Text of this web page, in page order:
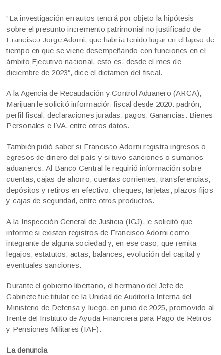
“La investigación en autos tendrá por objeto la hipótesis
sobre el presunto incremento patrimonial no justificado de
Francisco Jorge Adorni, que habría tenido lugar en el lapso de
tiempo en que se viene desempeñando con funciones en el
ámbito Ejecutivo nacional, esto es, desde el mes de
diciembre de 2023″, dice el dictamen del fiscal.
A la Agencia de Recaudación y Control Aduanero (ARCA),
Marijuan le solicitó información fiscal desde 2020: padrón,
perfil fiscal, declaraciones juradas, pagos, Ganancias, Bienes
Personales e IVA, entre otros datos.
También pidió saber si Francisco Adorni registra ingresos o
egresos de dinero del país y si tuvo sanciones o sumarios
aduaneros. Al Banco Central le requirió información sobre
cuentas, cajas de ahorro, cuentas corrientes, transferencias,
depósitos y retiros en efectivo, cheques, tarjetas, plazos fijos
y cajas de seguridad, entre otros productos.
A la Inspección General de Justicia (IGJ), le solicitó que
informe si existen registros de Francisco Adorni como
integrante de alguna sociedad y, en ese caso, que remita
legajos, estatutos, actas, balances, evolución del capital y
eventuales sanciones.
Durante el gobierno libertario, el hermano del Jefe de
Gabinete fue titular de la Unidad de Auditoría Interna del
Ministerio de Defensa y luego, en junio de 2025, promovido al
frente del Instituto de Ayuda Financiera para Pago de Retiros
y Pensiones Militares (IAF).
La denuncia